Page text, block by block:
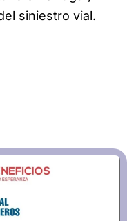
siniestro vial.